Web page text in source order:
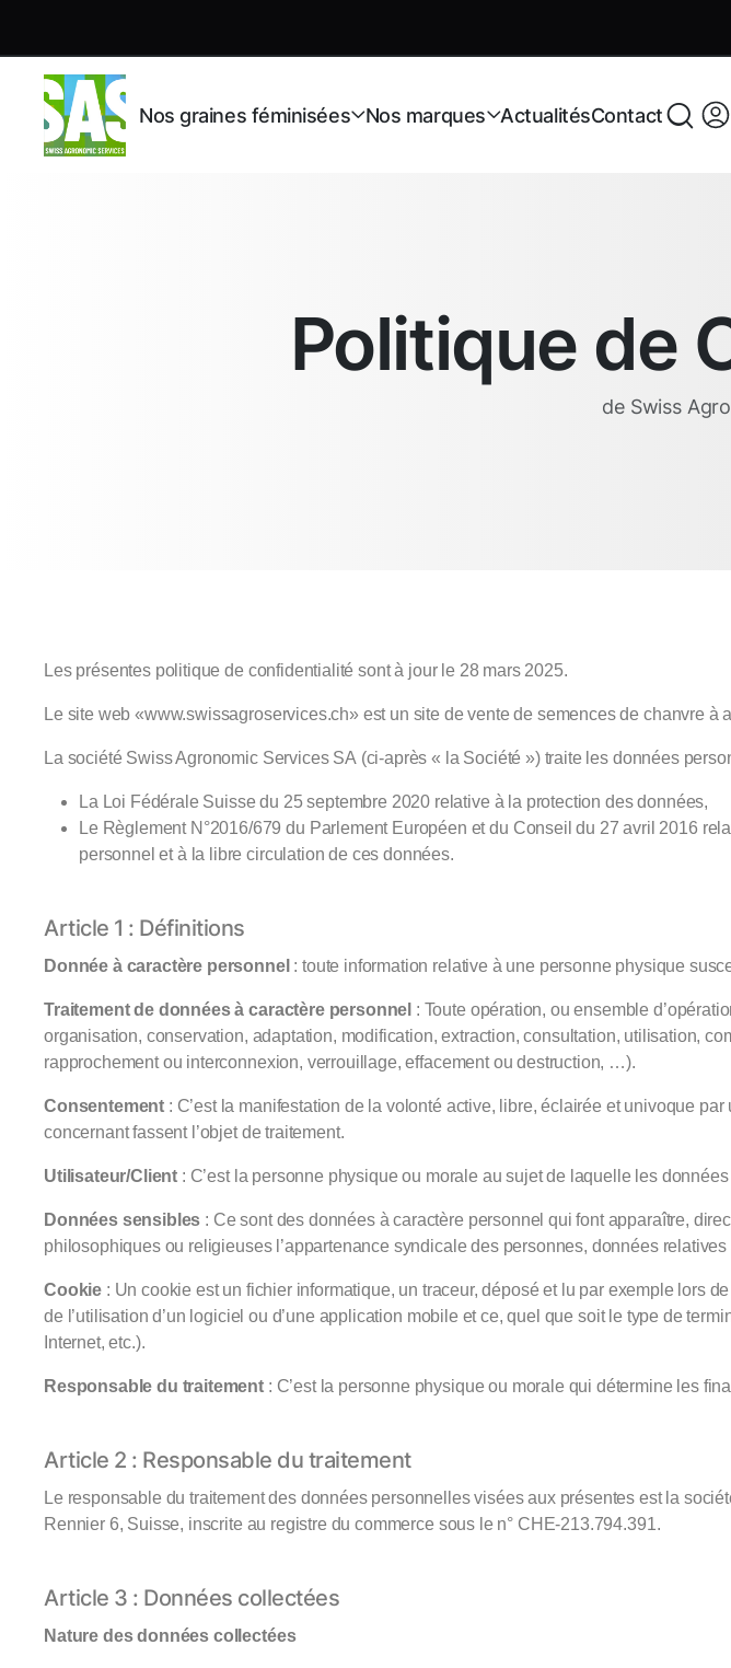
Nos graines féminisées Nos marques ActualitésContact
Politique de
de Swiss
Les présentes politique de confidentialité sont à jour le 28 mars 2025.
Le site web «www.swissagroservices.ch» est un site de vente de semences de chanvre à
La société Swiss Agronomic Services SA (ci-après « la Société ») traite les données
La Loi Fédérale Suisse du 25 septembre 2020 relative à la protection des données,
Le Règlement N°2016/679 du Parlement Européen et du Conseil du 27 avril 2016
personnel et à la libre circulation de ces données.
Article 1 : Définitions
Donnée à caractère personnel : toute information relative à une personne physique
Traitement de données à caractère personnel : Toute opération, ou ensemble
organisation, conservation, adaptation, modification, extraction, consultation, utilisation,
rapprochement ou interconnexion, verrouillage, effacement ou destruction, …).
Consentement : C’est la manifestation de la volonté active, libre, éclairée et univoque
concernant fassent l’objet de traitement.
Utilisateur/Client : C’est la personne physique ou morale au sujet de laquelle les
Données sensibles : Ce sont des données à caractère personnel qui font apparaître,
philosophiques ou religieuses l’appartenance syndicale des personnes, données
Cookie : Un cookie est un fichier informatique, un traceur, déposé et lu par exemple lors
de l’utilisation d’un logiciel ou d’une application mobile et ce, quel que soit le type de
Internet, etc.).
Responsable du traitement : C’est la personne physique ou morale qui détermine les
Article 2 : Responsable du traitement
Le responsable du traitement des données personnelles visées aux présentes est la
Rennier 6, Suisse, inscrite au registre du commerce sous le n° CHE-213.794.391.
Article 3 : Données collectées
Nature des données collectées